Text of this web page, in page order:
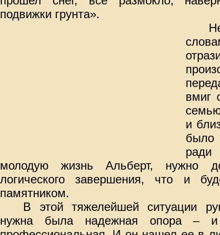
подвижки грунта».
вмиг
и
было
ради
молодую жизнь Альберт, нужно
логического завершения, что и
памятником.
В этой тяжелейшей ситуации
нужна была надежная опора – и